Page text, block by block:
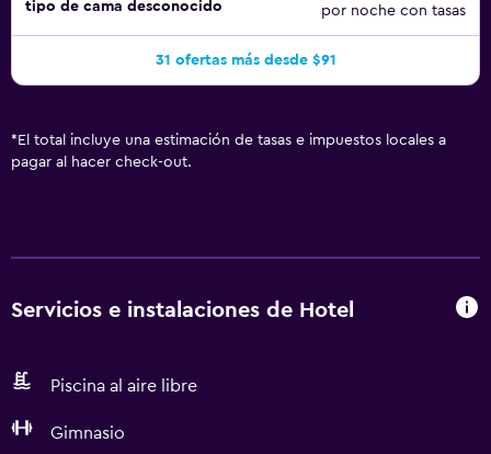
tipo de cama desconocido
por noche con tasas
31 ofertas más desde $91
* El total incluye una estimación de tasas e impuestos locales a
pagar al hacer check-out.
Servicios e instalaciones de Hotel
Piscina al aire libre
Gimnasio